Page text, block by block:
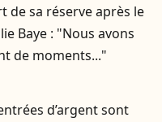
de sa réserve après le
Baye : "Nous avons
de moments..."
d’argent sont